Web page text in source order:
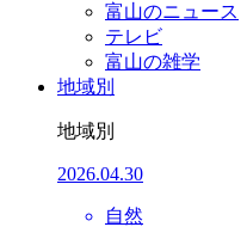
富山のニュース
テレビ
富山の雑学
地域別
地域別
2026.04.30
自然